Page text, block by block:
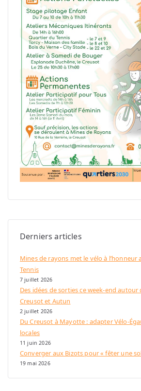
Derniers articles
Mines de rayons met le vélo à l’honneur
Tennis
7 juillet 2026
Des idées de sorties ce week-end
Creusot et Autun
2 juillet 2026
Du Creusot à Mayotte : adapter Vélo-
locales
11 juin 2026
Converger aux Bizots pour « fêter une
19 mai 2026